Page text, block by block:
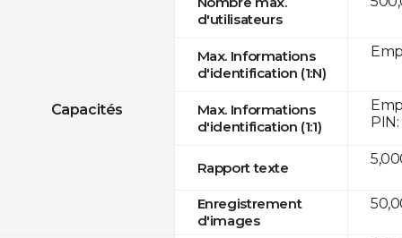
Capacités
d'utilisateurs
Max. Informations
d'identification (1:N)
Max. Informations
d'identification (1:1)
Rapport texte
Enregistrement
d'images